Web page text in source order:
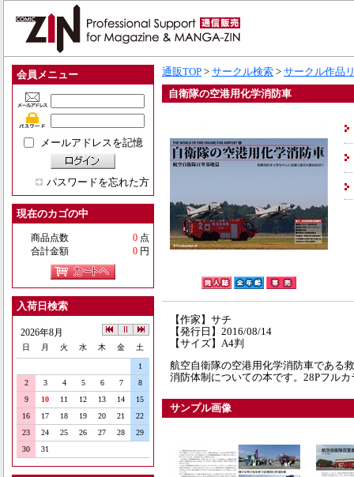
会員メニュー
メールアドレスを記憶
パスワードを忘れた方
現在のカゴの中
商品点数 0 点
合計金額
0 円
入荷日検索
2026年8月
日 月 火 水 木 金 土
1
2
3 4 5 6 7
8
9
10 11 12 13 14
15
16
17 18 19 20 21
22
23
24 25 26 27 28
29
30
31
通販TOP > サークル検索 > サークル作品
自衛隊の空港用化学消防車
【作家】サチ
【発行日】2016/08/14
【サイズ】A4判
航空自衛隊の空港用化学消防車である
消防体制についての本です。28Pフルカ
サンプル画像